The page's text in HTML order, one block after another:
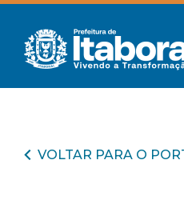
VOLTAR PARA O